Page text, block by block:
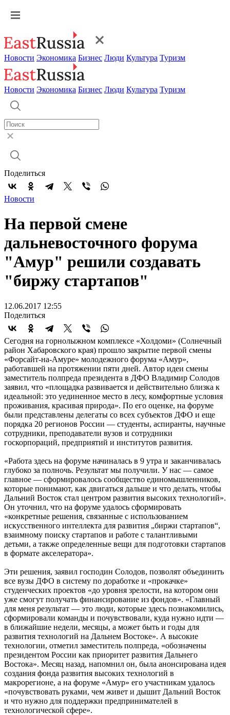
Новости Экономика Бизнес Люди Культура Туризм
Новости Экономика Бизнес Люди Культура Туризм
Поделиться
Новости
На первой смене
дальневосточного форума
"Амур" решили создавать
"биржу стартапов"
12.06.2017 12:55
Поделиться
Сегодня на горнолыжном комплексе «Холдоми» (Солнечный
район Хабаровского края) прошло закрытие первой смены
«Форсайт-на-Амуре» молодежного форума «Амур»,
работавшей на протяжении пяти дней. Автор идеи смены
заместитель полпреда президента в ДФО Владимир Солодов
заявил, что «площадка развивается и действительно близка к
идеальной: это уединенное место в лесу, комфортные условия
проживания, красивая природа». По его оценке, на форуме
были представлены делегаты со всех субъектов ДФО и еще
порядка 20 регионов России — студенты, аспиранты, научные
сотрудники, преподаватели вузов и сотрудники
госкорпораций, предприятий и институтов развития.
«Работа здесь на форуме начиналась в 9 утра и заканчивалась
глубоко за полночь. Результат мы получили. У нас — самое
главное — сформировалось сообщество единомышленников,
которые понимают, как двигаться дальше и что делать, чтобы
Дальний Восток стал центром развития высоких технологий».
Он уточнил, что на форуме удалось сформировать
«конкретные решения, связанные с использованием
искусственного интеллекта для развития „биржи стартапов“,
взаимному поиску стартапов и работе с талантливыми
детьми, а также определенные вещи для подготовки стартапов
в формате акселератора».
Эти решения, заявил господин Солодов, позволят объединить
все вузы ДФО в систему по доработке и «прокачке»
студенческих проектов «до уровня зрелости, на котором они
уже смогут получать финансирование из фондов». «Главный
для меня результат — это люди, которые здесь познакомились,
сформировали команды и почувствовали, куда нужно идти —
в ближайшие недели, месяцы, а может быть и годы для
развития технологий на Дальнем Востоке». А высокие
технологии, отметил заместитель полпреда, «обозначены
президентом России как приоритет развития Дальнего
Востока». Месяц назад, напомнил он, была анонсирована идея
создания фонда развития высоких технологий в
макрорегионе, а на форуме «Амур» его участникам удалось
«почувствовать руками, чем живет и дышит Дальний Восток
и что нужно для поддержки предпринимателей в
технологической сфере».